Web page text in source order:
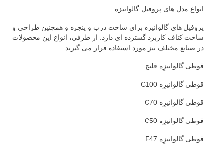
انواع مدل های پروفیل گالوانیزه
پروفیل های گالوانیزه برای ساخت درب و پنجره و همچنین طراحی و
ساخت کناف کاربرد گسترده ای دارد. از طرفی، انواع این محصولات
در صنایع مختلف نیز مورد استفاده قرار می گیرند.
قوطی گالوانیزِه فلنج
قوطی گالوانیزِه C100
قوطی گالوانیزِه C70
قوطی گالوانیزِه C50
قوطی گالوانیزِه F47